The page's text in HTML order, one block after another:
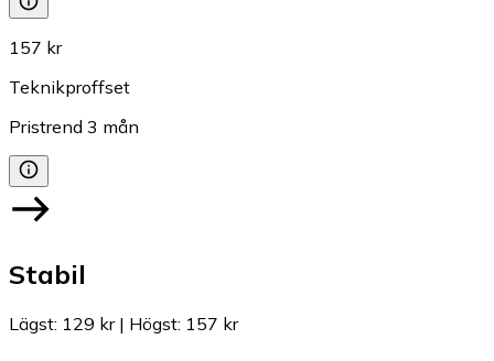
157 kr
Teknikproffset
Pristrend 3 mån
Stabil
Lägst: 129 kr| Högst: 157 kr